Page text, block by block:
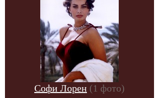
Софи Лорен (1 фото)